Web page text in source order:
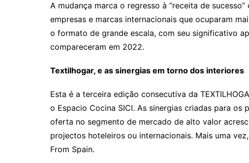
A mudança marca o regresso à “receita de
empresas e marcas internacionais que ocuparam
o formato de grande escala, com seu significativo
compareceram em 2022.
Textilhogar, e as sinergias em torno dos interiores
Esta é a terceira edição consecutiva da
o Espacio Cocina SICI. As sinergias criadas para
oferta no segmento de mercado de alto valor
projectos hoteleiros ou internacionais. Mais uma
From Spain.